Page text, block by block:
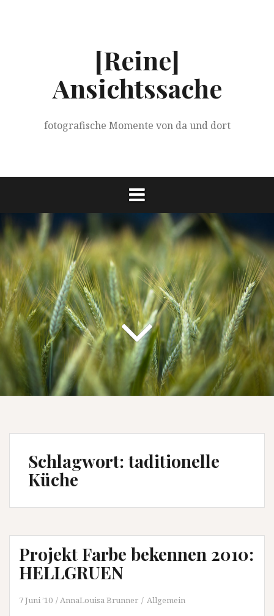
[Reine]
Ansichtssache
fotografische Momente von da und dort
Schlagwort:taditionelle
Küche
Projekt Farbe bekennen 2010:
HELLGRUEN
7 Juni ’10 AnnaLouisa Brunner Allgemein